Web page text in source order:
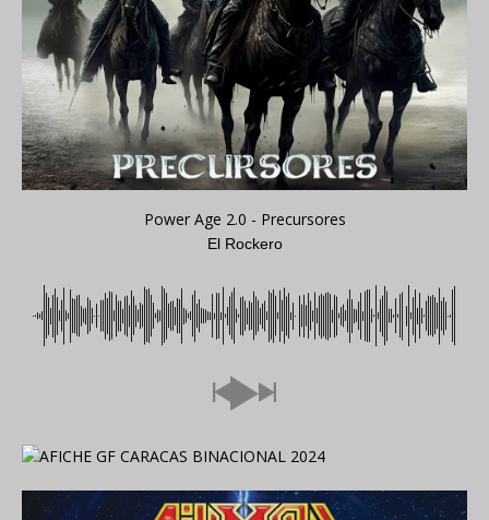
Power Age 2.0 - Precursores
El Rockero